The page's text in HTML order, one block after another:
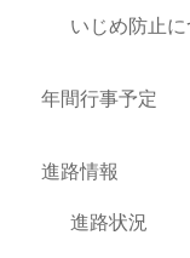
いじめ防止
年間行事予定
進路情報
進路状況